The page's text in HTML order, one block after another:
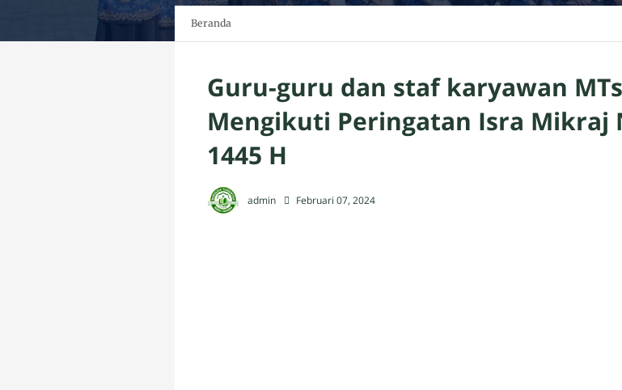
Beranda
Guru-guru dan staf karyawan
Mengikuti Peringatan Isra Mikraj
1445 H
admin Februari 07, 2024